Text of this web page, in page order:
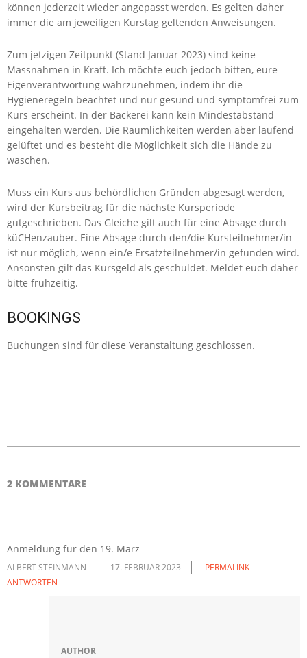
können jederzeit wieder angepasst werden. Es gelten daher
immer die am jeweiligen Kurstag geltenden Anweisungen.
Zum jetzigen Zeitpunkt (Stand Januar 2023) sind keine
Massnahmen in Kraft. Ich möchte euch jedoch bitten, eure
Eigenverantwortung wahrzunehmen, indem ihr die
Hygieneregeln beachtet und nur gesund und symptomfrei zum
Kurs erscheint. In der Bäckerei kann kein Mindestabstand
eingehalten werden. Die Räumlichkeiten werden aber laufend
gelüftet und es besteht die Möglichkeit sich die Hände zu
waschen.
Muss ein Kurs aus behördlichen Gründen abgesagt werden,
wird der Kursbeitrag für die nächste Kursperiode
gutgeschrieben. Das Gleiche gilt auch für eine Absage durch
küCHenzauber. Eine Absage durch den/die Kursteilnehmer/in
ist nur möglich, wenn ein/e Ersatzteilnehmer/in gefunden wird.
Ansonsten gilt das Kursgeld als geschuldet. Meldet euch daher
bitte frühzeitig.
BOOKINGS
Buchungen sind für diese Veranstaltung geschlossen.
2 KOMMENTARE
Anmeldung für den 19. März
ALBERT STEINMANN 17. FEBRUAR 2023
PERMALINK
ANTWORTEN
AUTHOR